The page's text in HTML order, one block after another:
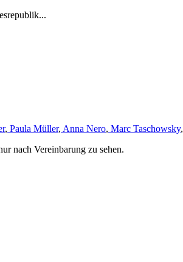
, Paula Müller, Anna Nero, Marc Taschowsky,
nach Vereinbarung zu sehen.